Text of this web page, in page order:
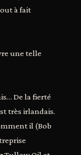
à fait
une telle
De la fierté
très irlandais.
il (Bob